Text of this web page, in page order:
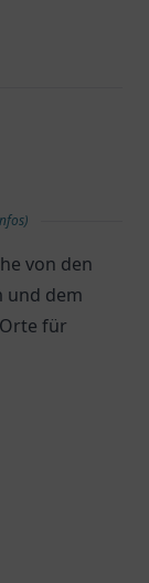
von den
und dem
für